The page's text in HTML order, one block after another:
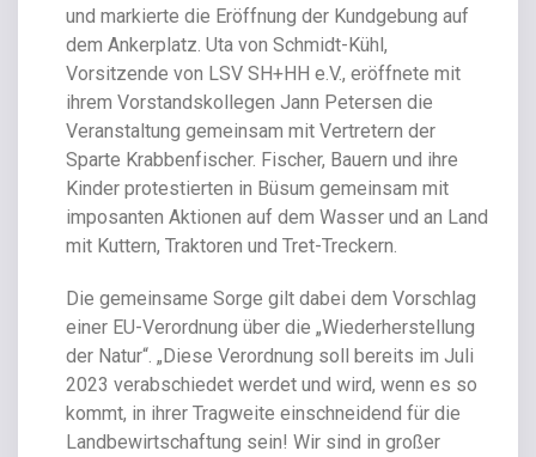
und markierte die Eröffnung der Kundgebung auf
dem Ankerplatz. Uta von Schmidt-Kühl,
Vorsitzende von LSV SH+HH e.V., eröffnete mit
ihrem Vorstandskollegen Jann Petersen die
Veranstaltung gemeinsam mit Vertretern der
Sparte Krabbenfischer. Fischer, Bauern und ihre
Kinder protestierten in Büsum gemeinsam mit
imposanten Aktionen auf dem Wasser und an Land
mit Kuttern, Traktoren und Tret-Treckern.
Die gemeinsame Sorge gilt dabei dem Vorschlag
einer EU-Verordnung über die „Wiederherstellung
der Natur“. „Diese Verordnung soll bereits im Juli
2023 verabschiedet werdet und wird, wenn es so
kommt, in ihrer Tragweite einschneidend für die
Landbewirtschaftung sein! Wir sind in großer